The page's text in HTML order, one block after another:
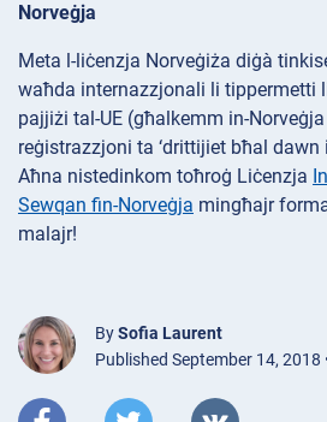
Norveġja
Meta l-liċenzja Norveġiża diġà
waħda internazzjonali li tippermetti
pajjiżi tal-UE (għalkemm in-
reġistrazzjoni ta ‘drittijiet bħal
Aħna nistedinkom toħroġ Liċenzja
Sewqan fin-Norveġja mingħajr
malajr!
BySofia Laurent
Published September 14, 2018